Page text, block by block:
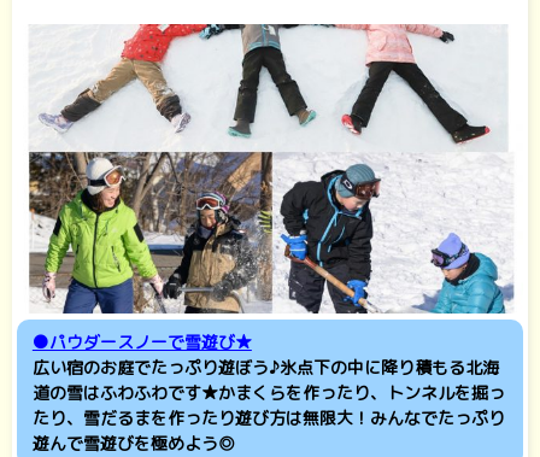
●パウダースノーで雪遊び★
広い宿のお庭でたっぷり遊ぼう♪氷点下の中に降り積もる北海
道の雪はふわふわです★かまくらを作ったり、トンネルを掘っ
たり、雪だるまを作ったり遊び方は無限大！みんなでたっぷり
遊んで雪遊びを極めよう◎